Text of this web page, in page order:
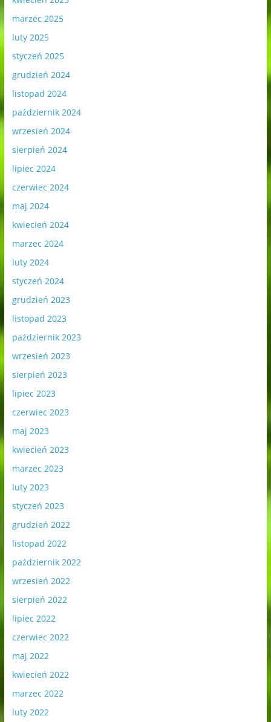
marzec 2025
luty 2025
styczeń 2025
grudzień 2024
listopad 2024
październik 2024
wrzesień 2024
sierpień 2024
lipiec 2024
czerwiec 2024
maj 2024
kwiecień 2024
marzec 2024
luty 2024
styczeń 2024
grudzień 2023
listopad 2023
październik 2023
wrzesień 2023
sierpień 2023
lipiec 2023
czerwiec 2023
maj 2023
kwiecień 2023
marzec 2023
luty 2023
styczeń 2023
grudzień 2022
listopad 2022
październik 2022
wrzesień 2022
sierpień 2022
lipiec 2022
czerwiec 2022
maj 2022
kwiecień 2022
marzec 2022
luty 2022